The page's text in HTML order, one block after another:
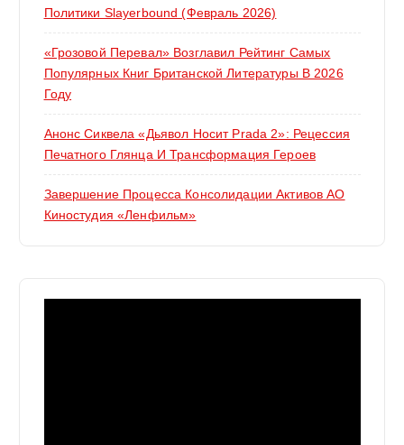
Политики Slayerbound (февраль 2026)
«Грозовой Перевал» Возглавил Рейтинг Самых
Популярных Книг Британской Литературы В 2026
Году
Анонс Сиквела «Дьявол Носит Prada 2»: Рецессия
Печатного Глянца И Трансформация Героев
Завершение Процесса Консолидации Активов АО
Киностудия «Ленфильм»